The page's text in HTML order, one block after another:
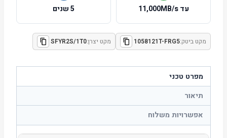
עד 11,000MB/s 5 שנים
מקט ביטק:1058121T-FRG5 מקט יצרן:SFYR2S/1T0
מפרט טכני
תיאור
אפשרויות משלוח